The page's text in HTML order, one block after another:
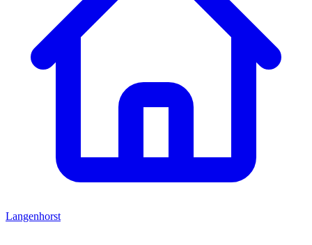
Langenhorst